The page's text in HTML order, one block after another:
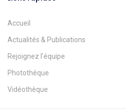
Accueil
Actualités & Publications
Rejoignez l’équipe
Photothèque
Vidéothèque